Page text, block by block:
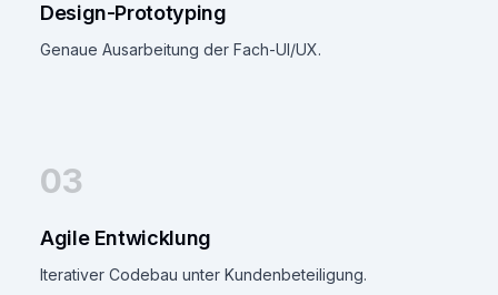
Design-Prototyping
Genaue Ausarbeitung der Fach-UI/UX.
03
Agile Entwicklung
Iterativer Codebau unter Kundenbeteiligung.